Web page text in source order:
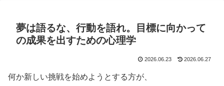
夢は語るな、行動を語れ。目標に向かって
の成果を出すための心理学
2026.06.23 2026.06.27
何か新しい挑戦を始めようとする方が、